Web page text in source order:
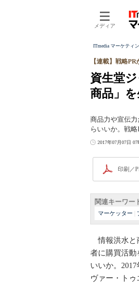
メディア
ITmedia マーケティ
資生堂
商品」
【連載】戦略
商品力や宣伝
らいいか。戦
2017年07月07日
印刷／
関連キーワー
マーケッター
情報洪水と
者に購買活動
いいか。
ヴァー・ト